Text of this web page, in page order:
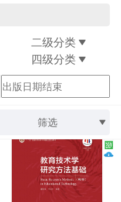
二级分类
四级分类
筛选